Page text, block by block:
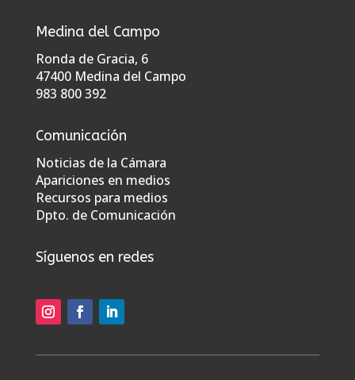
Medina del Campo
Ronda de Gracia, 6
47400 Medina del Campo
983 800 392
Comunicación
Noticias de la Cámara
Apariciones en medios
Recursos para medios
Dpto. de Comunicación
Síguenos en redes